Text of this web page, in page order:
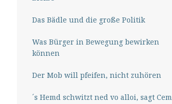
Das Bädle und die große Politik
Was Bürger in Bewegung bewirken
können
Der Mob will pfeifen, nicht zuhören
´s Hemd schwitzt ned vo alloi, sagt Cem